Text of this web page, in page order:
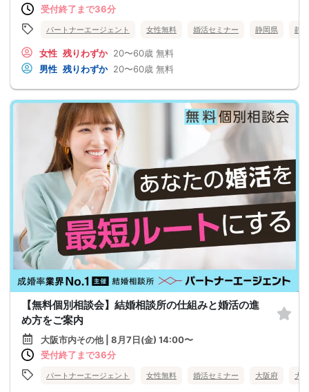
受付終了まで36分
パートナーエージェント 女性無料 婚活セミナー 静岡県 静
女性 残りわずか 20〜60歳 無料
男性 残りわずか 20〜60歳 無料
【無料個別相談会】結婚相談所の仕組みと婚活の進
め方をご案内
大阪市内その他 | 8月7日(金) 14:00〜
受付終了まで36分
パートナーエージェント 女性無料 婚活セミナー 大阪府 大